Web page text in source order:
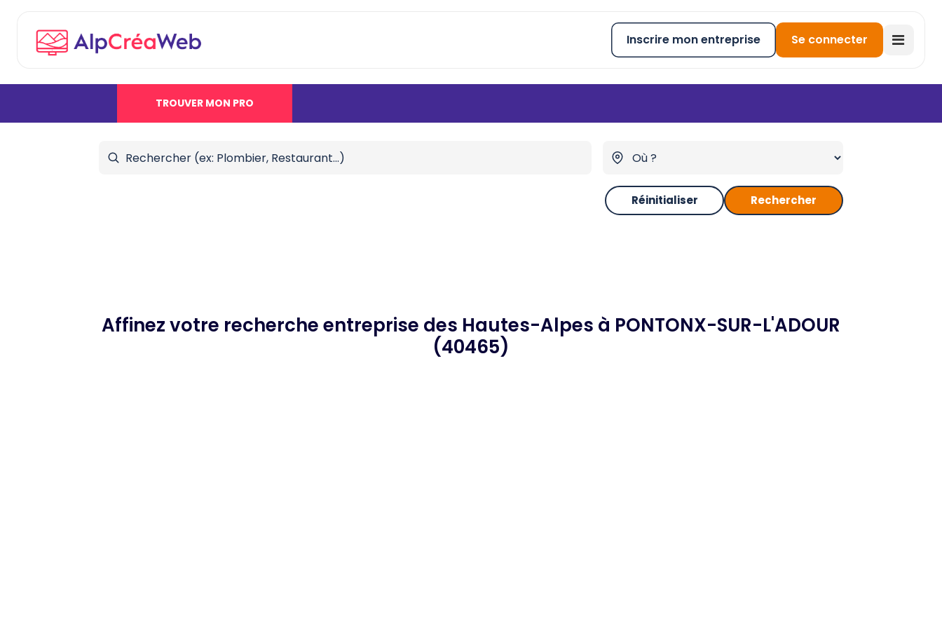
Inscrire mon entreprise Se connecter
TROUVER MON PRO
Réinitialiser Rechercher
Affinez votre rechercheentreprise des Hautes-Alpes à PONTONX-SUR-L'ADOUR
(40465)